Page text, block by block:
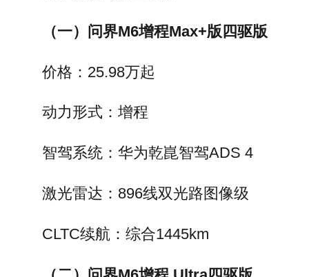
（一）问界M6增程Max+版四驱版
价格：25.98万起
动力形式：增程
智驾系统：华为乾崑智驾ADS 4
激光雷达：896线双光路图像级
CLTC续航：综合1445km